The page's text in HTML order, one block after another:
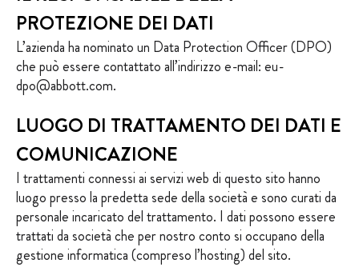
PROTEZIONE DEI DATI
L’azienda ha nominato un Data Protection Officer (DPO)
che può essere contattato all’indirizzo e-mail:eu-
dpo@abbott.com.
LUOGO DI TRATTAMENTO DEI DATI E
COMUNICAZIONE
I trattamenti connessi ai servizi web di questo sito hanno
luogo presso la predetta sede della società e sono curati da
personale incaricato del trattamento. I dati possono essere
trattati da società che per nostro conto si occupano della
gestione informatica (compreso l’hosting) del sito.